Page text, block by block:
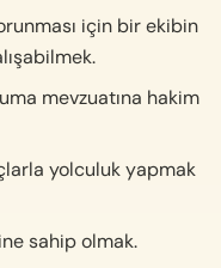
için bir ekibin
mevzuatına hakim
yolculuk yapmak
sahip olmak.